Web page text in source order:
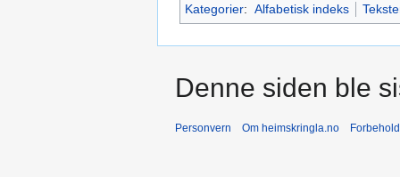
Kategorier: Alfabetisk indeks
Denne siden ble
Personvern Om heimskringla.no Forbehold